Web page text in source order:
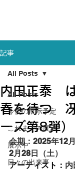
記事
All Posts
今後の展示予定
これまでの展示
展示中
日々の出来事
All Posts
内田正泰
春を待つ
ーズ第8弾）
会期：2025年12
2月28日（土）
アーティスト： 内